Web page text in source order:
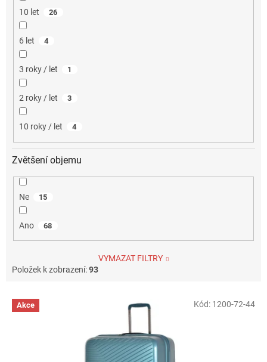
10 let 26
6 let 4
3 roky / let 1
2 roky / let 3
10 roky / let 4
Zvětšení objemu
Ne 15
Ano 68
VYMAZAT FILTRY
Položek k zobrazení:93
V Akce Kód: 1200-72-44